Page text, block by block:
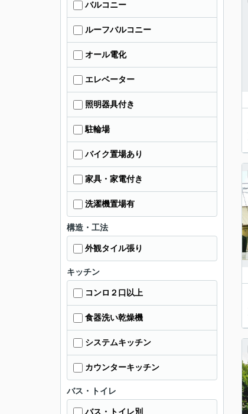
バルコニー
ルーフバルコニー
オール電化
エレベーター
照明器具付き
駐輪場
バイク置場あり
家具・家電付き
洗濯機置場有
構造・工法
外観タイル張り
キッチン
コンロ２口以上
食器洗い乾燥機
システムキッチン
カウンターキッチン
バス・トイレ
バス・トイレ別